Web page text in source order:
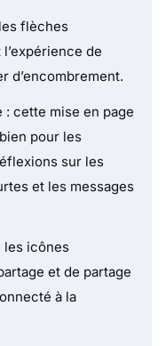
offre aux visiteurs
Threads.